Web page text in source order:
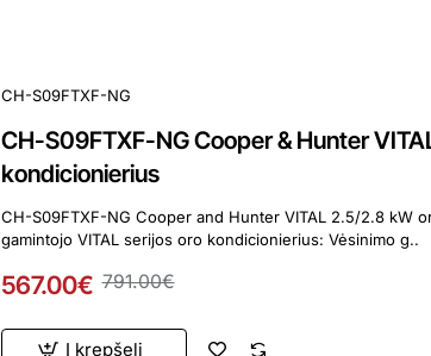
CH-S09FTXF-NG
CH-S09FTXF-NG Cooper & Hunter
kondicionierius
CH-S09FTXF-NG Cooper and Hunter VITAL 2.5/2.8 kW oro
gamintojo VITAL serijos oro kondicionierius: Vėsinimo g..
567.00€ 791.00€
Į krepšelį